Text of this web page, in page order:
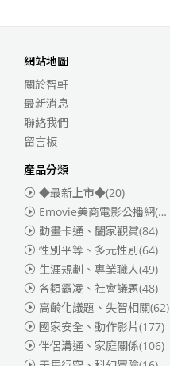
網站地圖
關於智軒
最新消息
聯絡我們
留言板
產品分類
◆最新上市◆(20)
Emovie美商電影公播網(華納)
動畫卡通、闔家觀賞(84)
性別平等、多元性別(64)
生涯規劃、專業職人(49)
各類霸凌、社會議題(48)
高齡化議題、失智相關(62)
國家安全、動作影片(177)
伴侶溝通、家庭關係(106)